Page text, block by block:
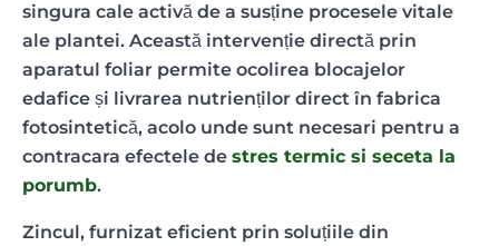
singura cale activă de a susține procesele vitale
ale plantei. Această intervenție directă prin
aparatul foliar permite ocolirea blocajelor
edafice și livrarea nutrienților direct în fabrica
fotosintetică, acolo unde sunt necesari pentru a
contracara efectele de stres termic si seceta la
porumb.
Zincul, furnizat eficient prin soluțiile din